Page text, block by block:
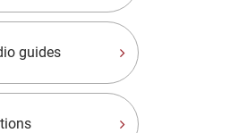
guides